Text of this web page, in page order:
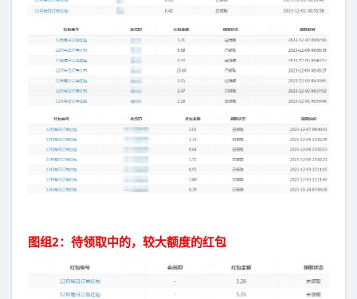
图组2：待领取中的，较大额度的红包